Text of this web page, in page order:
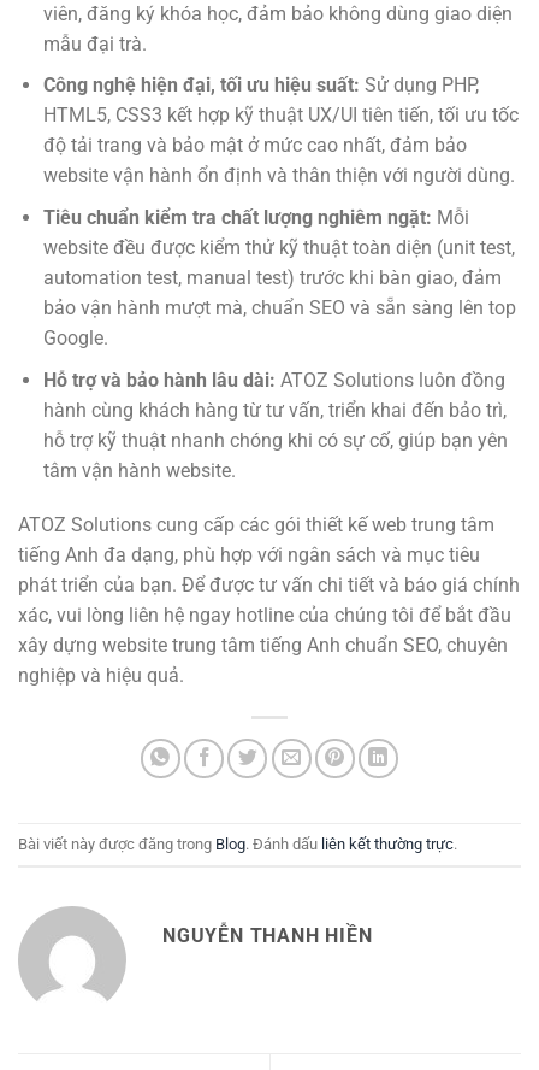
viên, đăng ký khóa học, đảm bảo không dùng giao diện
mẫu đại trà.
Công nghệ hiện đại, tối ưu hiệu suất: Sử dụng PHP,
HTML5, CSS3 kết hợp kỹ thuật UX/UI tiên tiến, tối ưu tốc
độ tải trang và bảo mật ở mức cao nhất, đảm bảo
website vận hành ổn định và thân thiện với người dùng.
Tiêu chuẩn kiểm tra chất lượng nghiêm ngặt: Mỗi
website đều được kiểm thử kỹ thuật toàn diện (unit test,
automation test, manual test) trước khi bàn giao, đảm
bảo vận hành mượt mà, chuẩn SEO và sẵn sàng lên top
Google.
Hỗ trợ và bảo hành lâu dài: ATOZ Solutions luôn đồng
hành cùng khách hàng từ tư vấn, triển khai đến bảo trì,
hỗ trợ kỹ thuật nhanh chóng khi có sự cố, giúp bạn yên
tâm vận hành website.
ATOZ Solutions cung cấp các gói thiết kế web trung tâm
tiếng Anh đa dạng, phù hợp với ngân sách và mục tiêu
phát triển của bạn. Để được tư vấn chi tiết và báo giá chính
xác, vui lòng liên hệ ngay hotline của chúng tôi để bắt đầu
xây dựng website trung tâm tiếng Anh chuẩn SEO, chuyên
nghiệp và hiệu quả.
Bài viết này được đăng trong Blog. Đánh dấu liên kết thường trực.
NGUYỄN THANH HIỀN